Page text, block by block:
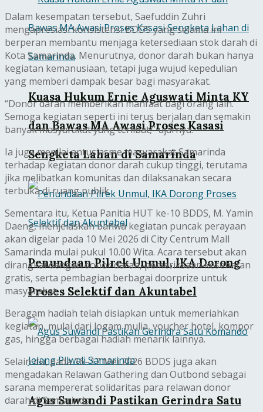
Kuasa Hukum Ernie Aguswati Minta KY
dan Bawas MA Awasi Proses Kasasi
Sengketa Lahan di Samarinda
Penundaan Pilrek Unmul, IKA Dorong
Proses Selektif dan Akuntabel
Agus Suwandi Pastikan Gerindra Satu
Dalam kesempatan tersebut, Saefuddin Zuhri
mengapresiasi konsistensi BDDS yang selama ini
berperan membantu menjaga ketersediaan stok darah di
Kota Samarinda. Menurutnya, donor darah bukan hanya
kegiatan kemanusiaan, tetapi juga wujud kepedulian
yang memberi dampak besar bagi masyarakat.
“Donor darah memberikan manfaat bagi orang lain.
Semoga kegiatan seperti ini terus berjalan dan semakin
banyak masyarakat yang terlibat,” ujarnya.
Ia juga menilai antusiasme masyarakat Samarinda
terhadap kegiatan donor darah cukup tinggi, terutama
jika melibatkan komunitas dan dilaksanakan secara
terbuka di ruang publik.
Sementara itu, Ketua Panitia HUT ke-10 BDDS, M. Yamin
Daeng, menjelaskan bahwa kegiatan puncak perayaan
akan digelar pada 10 Mei 2026 di City Centrum Mall
Samarinda mulai pukul 10.00 Wita. Acara tersebut akan
dirangkai dengan donor darah, pemeriksaan kesehatan
gratis, serta pembagian berbagai doorprize untuk
masyarakat.
Beragam hadiah telah disiapkan untuk memeriahkan
kegiatan, mulai dari logam mulia, voucher hotel, kompor
gas, hingga berbagai hadiah menarik lainnya.
Selain itu, pada 16–17 Mei 2026 BDDS juga akan
mengadakan Relawan Gathering dan Outbond sebagai
sarana mempererat solidaritas para relawan donor
darah di Samarinda.